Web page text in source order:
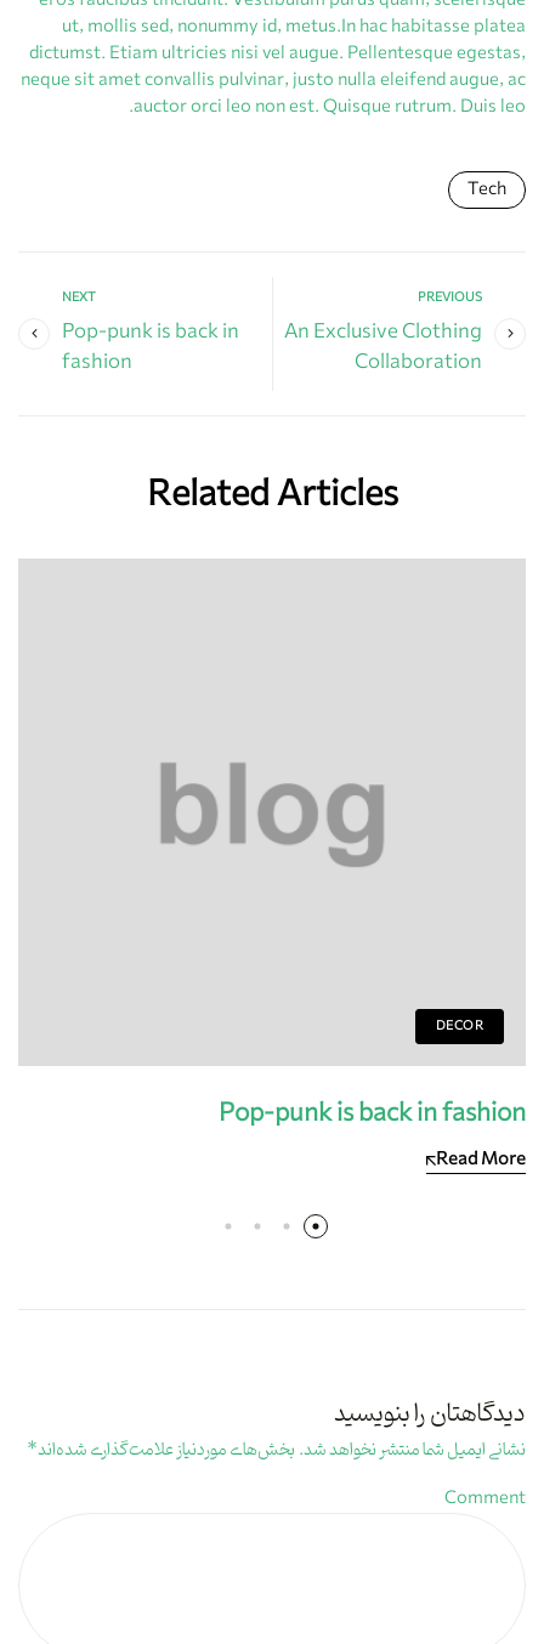
ut, mollis sed, nonummy id, metus.In hac habitasse platea
dictumst. Etiam ultricies nisi vel augue. Pellentesque egestas,
neque sit amet convallis pulvinar, justo nulla eleifend augue, ac
auctor orci leo non est. Quisque rutrum. Duis leo.
Tech
PREVIOUS
An Exclusive Clothing
Collaboration
NEXT
Pop-punk is back in
fashion
Related Articles
DECOR
Pop-punk is back in fashion
Read More
دیدگاهتان را بنویسید
نشانی ایمیل شما منتشر نخواهد شد.بخش‌های موردنیاز علامت‌گذاری شده‌اند*
Comment